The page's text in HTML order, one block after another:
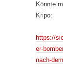
Könnte
Kripo:
https://
er-
nach-